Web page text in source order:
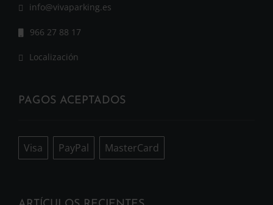
info@vivaparking.es
966 27 88 17
Localización
PAGOS ACEPTADOS
Visa PayPal MasterCard